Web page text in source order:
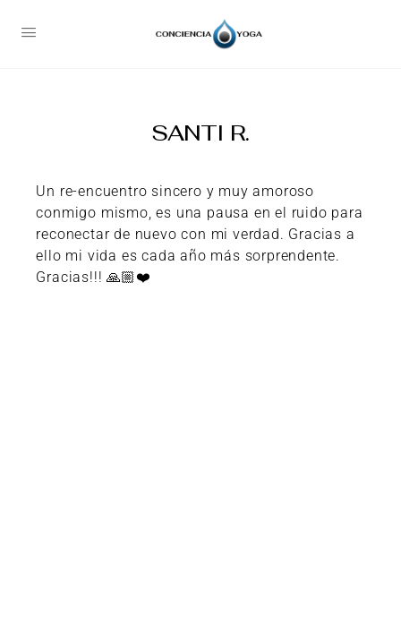
SANTI R.
Un re-encuentro sincero y muy amoroso
conmigo mismo, es una pausa en el ruido para
reconectar de nuevo con mi verdad. Gracias a
ello mi vida es cada año más sorprendente.
Gracias!!! 🙏🏼❤️